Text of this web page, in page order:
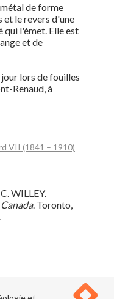
de forme
et le revers d'une
l'émet. Elle est
et de
lors de fouilles
Renaud, à
VII (1841 – 1910)
WILLEY.
. Toronto,